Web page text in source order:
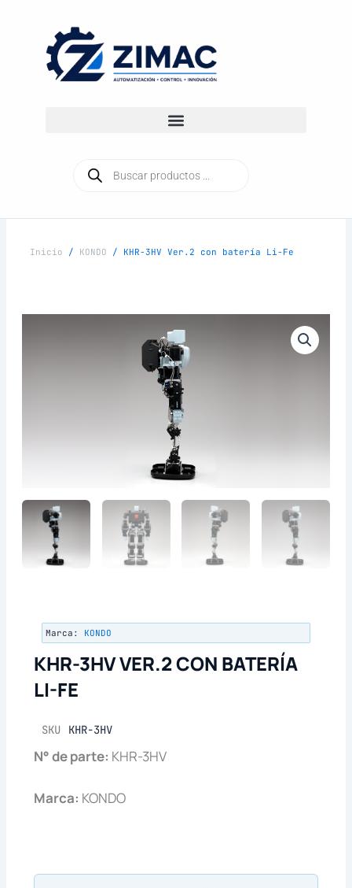
contenido
productos
Inicio / KONDO / KHR-3HV Ver.2 con batería Li-Fe
Marca: KONDO
KHR-3HV VER.2 CON BATERÍA
LI-FE
SKU KHR-3HV
N° de parte: KHR-3HV
Marca: KONDO